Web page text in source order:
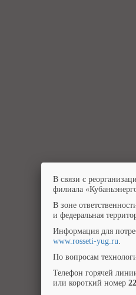
В связи с
филиала
В зоне
и федеральная
Информация для
www.rosseti-yug.ru.
По вопросам
Телефон горячей
или короткий номер